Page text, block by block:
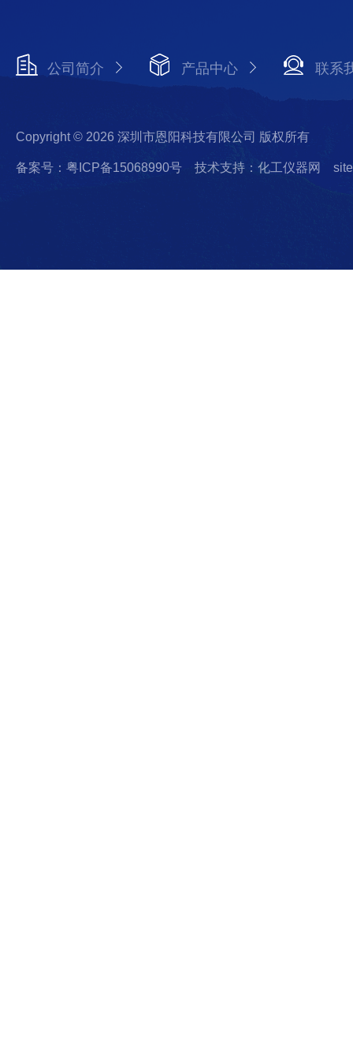
公司简介 产品中心 联系
Copyright © 2026 深圳市恩阳科技有限公司 版权所有
备案号：粤ICP备15068990号 技术支持：化工仪器网